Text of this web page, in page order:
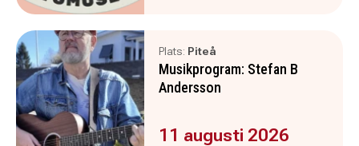
Plats: Piteå
Musikprogram: Stefan B
Andersson
Evenemanget är :
11 augusti 2026